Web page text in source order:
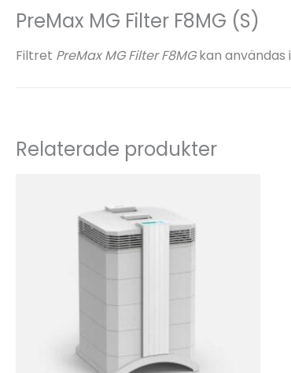
PreMax MG Filter F8MG (S)
Filtret PreMax MG Filter F8MGkan användas i
Relaterade produkter